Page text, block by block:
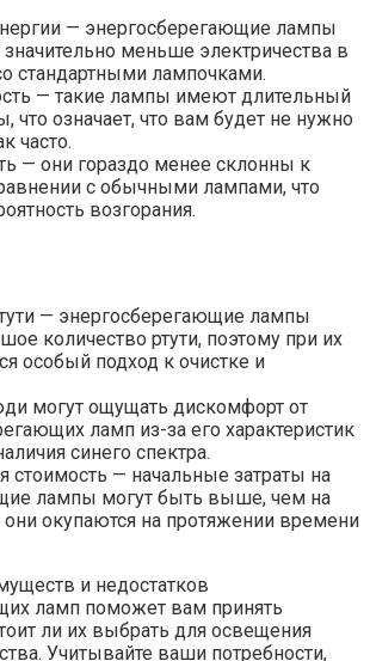
— энергосберегающие лампы
меньше электричества в
стандартными лампочками.
— такие лампы имеют длительный
что означает, что вам будет не нужно
часто.
— они гораздо менее склонны к
с обычными лампами, что
возгорания.
— энергосберегающие лампы
количество ртути, поэтому при их
особый подход к очистке и
могут ощущать дискомфорт от
ламп из-за его характеристик
синего спектра.
стоимость — начальные затраты на
лампы могут быть выше, чем на
окупаются на протяжении времени
и недостатков
ламп поможет вам принять
ли их выбрать для освещения
Учитывайте ваши потребности,